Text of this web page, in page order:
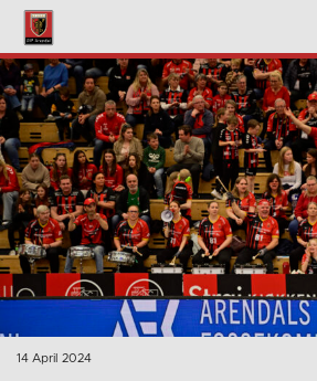
14 April 2024